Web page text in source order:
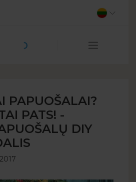
PAPUOŠALAI?
PATS! -
DIY